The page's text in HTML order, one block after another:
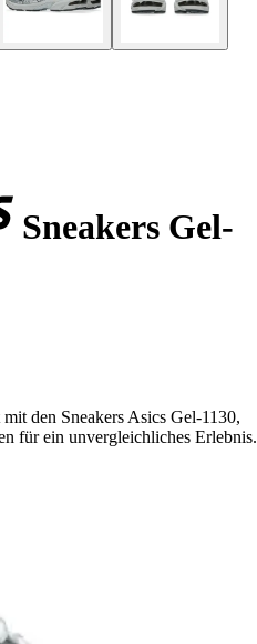
Sneakers Gel-
den Sneakers Asics Gel-1130,
für ein unvergleichliches Erlebnis.